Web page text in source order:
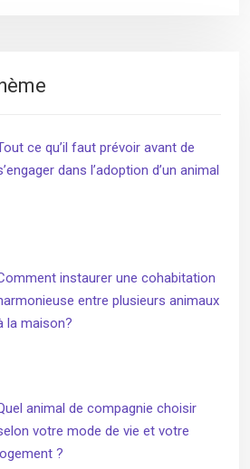
ce qu’il faut prévoir avant de
dans l’adoption d’un animal
instaurer une cohabitation
entre plusieurs animaux
la maison?
animal de compagnie choisir
votre mode de vie et votre
?